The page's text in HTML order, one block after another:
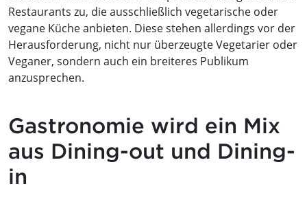
Restaurants zu, die ausschließlich vegetarische oder
vegane Küche anbieten. Diese stehen allerdings vor der
Herausforderung, nicht nur überzeugte Vegetarier oder
Veganer, sondern auch ein breiteres Publikum
anzusprechen.
Gastronomie wird ein Mix
aus Dining-out und Dining-
in